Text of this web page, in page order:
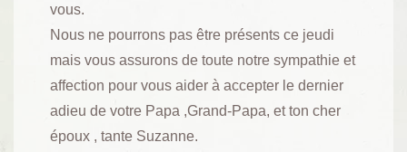
vous.
Nous ne pourrons pas être présents ce jeudi
mais vous assurons de toute notre sympathie et
affection pour vous aider à accepter le dernier
adieu de votre Papa ,Grand-Papa, et ton cher
époux , tante Suzanne.